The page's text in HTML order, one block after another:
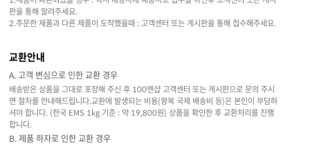
판을 통해 알려주세요.
2.주문한 제품과 다른 제품이 도착했을때 : 고객센터 또는 게시판을 통해 접수해주세요.
교환안내
A. 고객 변심으로 인한 교환 경우
배송받은 상품을 그대로 포장해 주신 후 100엔샵 고객센터 또는 게시판으로 문의 주시
면 절차를 안내해드립니다.교환에 발생되는 비용(왕복 국제 배송비 등)은 본인이 부담하
셔야 합니다. (한국 EMS 1kg 기준 : 약 19,800원) 상품을 확인한 후 교환처리를 진행
합니다.
B. 제품 하자로 인한 교환 경우